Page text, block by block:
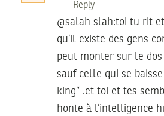
Reply
@salah slah:toi tu rit
qu’il existe des gens
peut monter sur le dos
sauf celle qui se
king” .et toi et tes
honte à l’intelligence